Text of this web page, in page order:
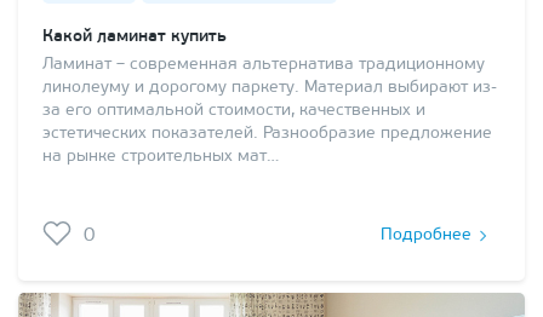
Какой ламинат купить
Ламинат – современная альтернатива традиционному
линолеуму и дорогому паркету. Материал выбирают из-
за его оптимальной стоимости, качественных и
эстетических показателей. Разнообразие предложение
на рынке строительных мат…
0 Подробнее